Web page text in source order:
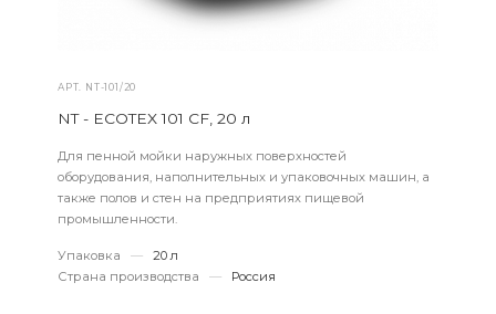
АРТ. NT-101/20
NT - ECOTEX 101 CF, 20 л
Для пенной мойки наружных поверхностей
оборудования, наполнительных и упаковочных машин, а
также полов и стен на предприятиях пищевой
промышленности.
Упаковка —
20 л
Страна производства
— Россия